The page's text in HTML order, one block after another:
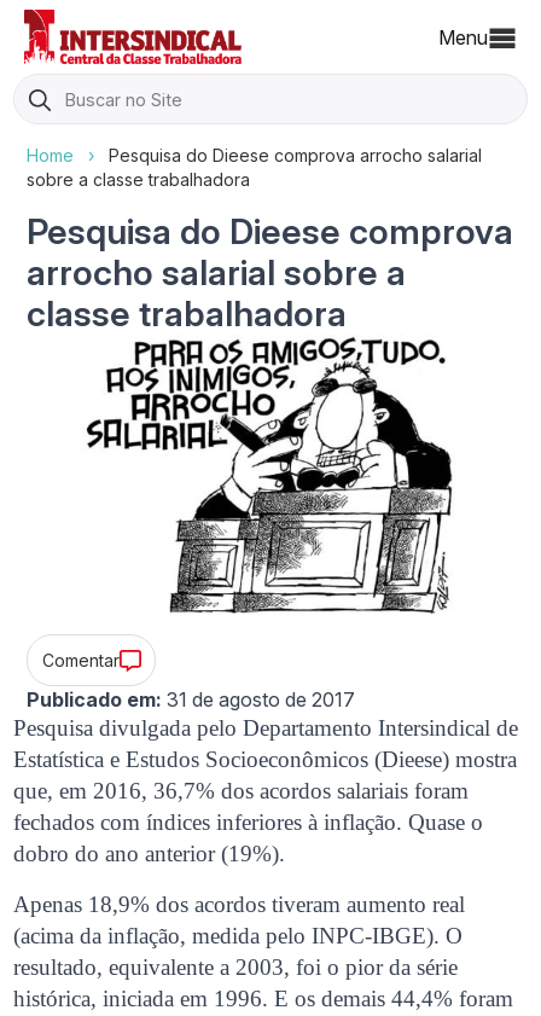
Menu
Search
for:
Home ›
Pesquisa do Dieese comprova arrocho salarial
sobre a classe trabalhadora
Pesquisa do Dieese comprova
arrocho salarial sobre a
classe trabalhadora
Comentar
Publicado em: 31 de agosto de 2017
Pesquisa divulgada pelo Departamento Intersindical de
Estatística e Estudos Socioeconômicos (Dieese) mostra
que, em 2016, 36,7% dos acordos salariais foram
fechados com índices inferiores à inflação. Quase o
dobro do ano anterior (19%).
Apenas 18,9% dos acordos tiveram aumento real
(acima da inflação, medida pelo INPC-IBGE). O
resultado, equivalente a 2003, foi o pior da série
histórica, iniciada em 1996. E os demais 44,4% foram